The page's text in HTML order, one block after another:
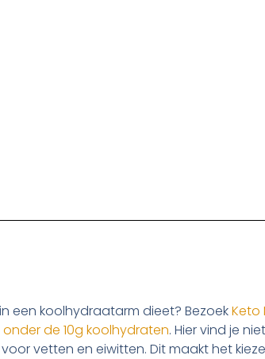
een koolhydraatarm dieet? BezoekKeto
de 10g koolhydraten. Hier vind je
vetten en eiwitten. Dit maakt het